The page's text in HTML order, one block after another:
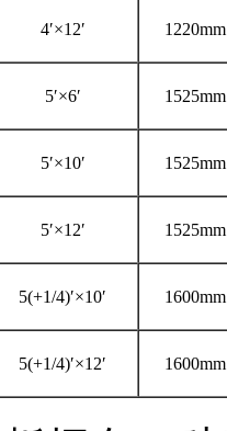
4′×12′
5′×6′
5′×10′
5′×12′
5(+1/4)′×10′
5(+1/4)′×12′